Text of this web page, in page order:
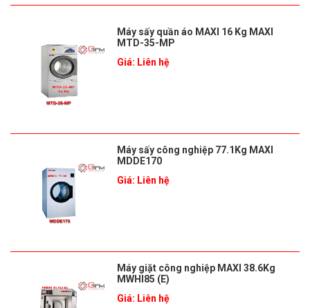
Máy sấy quần áo MAXI 16 Kg MAXI
MTD-35-MP
Giá: Liên hệ
Máy sấy công nghiệp 77.1Kg MAXI
MDDE170
Giá: Liên hệ
Máy giặt công nghiệp MAXI 38.6Kg
MWHI85 (E)
Giá: Liên hệ